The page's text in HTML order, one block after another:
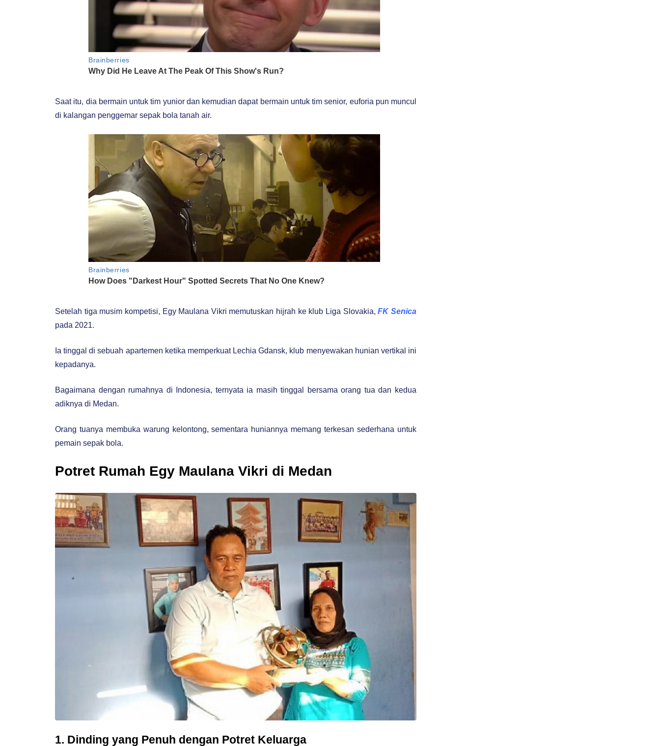
Saat itu, dia bermain untuk tim yunior dan kemudian dapat bermain untuk tim senior, euforia pun muncul
di kalangan penggemar sepak bola tanah air.
Setelah tiga musim kompetisi, Egy Maulana Vikri memutuskan hijrah ke klub Liga Slovakia,FK Senica
pada 2021.
Ia tinggal di sebuah apartemen ketika memperkuat Lechia Gdansk, klub menyewakan hunian vertikal ini
kepadanya.
Bagaimana dengan rumahnya di Indonesia, ternyata ia masih tinggal bersama orang tua dan kedua
adiknya di Medan.
Orang tuanya membuka warung kelontong, sementara huniannya memang terkesan sederhana untuk
pemain sepak bola.
Potret Rumah Egy Maulana Vikri di Medan
1. Dinding yang Penuh dengan Potret Keluarga